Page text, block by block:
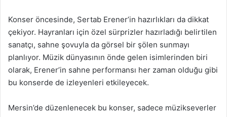
Konser öncesinde, Sertab Erener’in hazırlıkları da dikkat
çekiyor. Hayranları için özel sürprizler hazırladığı belirtilen
sanatçı, sahne şovuyla da görsel bir şölen sunmayı
planlıyor. Müzik dünyasının önde gelen isimlerinden biri
olarak, Erener’in sahne performansı her zaman olduğu gibi
bu konserde de izleyenleri etkileyecek.
Mersin’de düzenlenecek bu konser, sadece müzikseverler